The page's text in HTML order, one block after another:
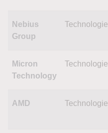
Nebius
Group
Technologie
Micron
Technology
Technologie
AMD Technologie